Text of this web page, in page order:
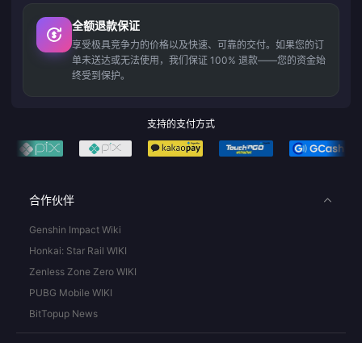
全额退款保证
享受极具竞争力的价格以及快速、可靠的交付。如果您的订
单未送达或无法使用，我们保证 100% 退款——您的资金始
终受到保护。
支持的支付方式
合作伙伴
Genshin Impact Wiki
Honkai: Star Rail WIKI
Zenless Zone Zero WIKI
PUBG Mobile WIKI
BitTopup News